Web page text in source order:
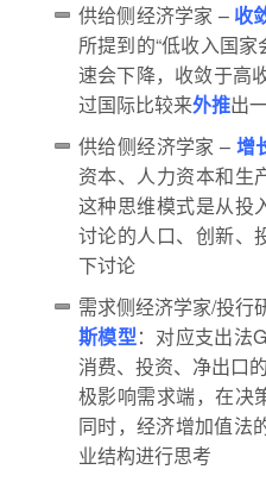
供给侧经济学家 – 收
所提到的“低收入国
速会下降，收敛于高
过国际比较来外推出
供给侧经济学家 – 增
资本、人力资本和生
这种思维模式是从投
讨论的人口、创新、
下讨论
需求侧经济学家/投行
斯模型：对应支出法
消费、投资、净出口
极影响需求端，在决
同时，经济增加值法
业结构进行思考